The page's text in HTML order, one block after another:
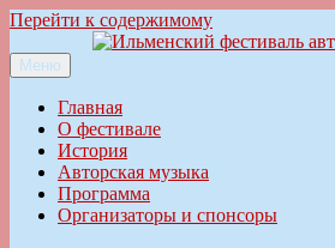
Перейти к содержимому
Ильменский фестиваль авторской песни
Меню
Главная
О фестивале
История
Авторская музыка
Программа
Организаторы и спонсоры